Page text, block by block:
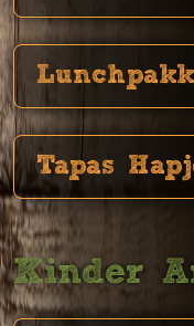
Tapas
Kinder